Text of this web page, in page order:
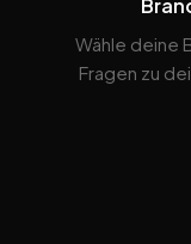
Wähle deine
Fragen zu